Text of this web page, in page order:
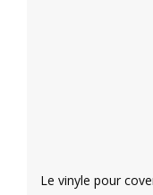
Le vinyle pour